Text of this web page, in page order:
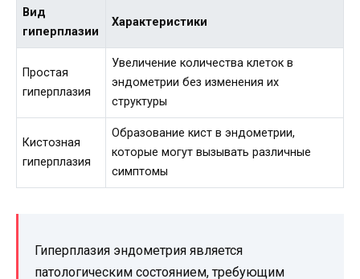
Вид
гиперплазии
Характеристики
Простая
гиперплазия
Увеличение количества клеток в
эндометрии без изменения их
структуры
Кистозная
гиперплазия
Образование кист в эндометрии,
которые могут вызывать различные
симптомы
Гиперплазия эндометрия является
патологическим состоянием, требующим